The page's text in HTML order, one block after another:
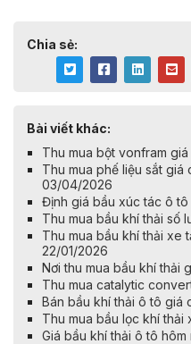
Chia sẻ:
Bài viết khác:
Thu mua bột vonfram
Thu mua phế liệu sắt giá
03/04/2026
Định giá bầu xúc tác ô
Thu mua bầu khí thải số
Thu mua bầu khí thải xe
22/01/2026
Nơi thu mua bầu khí thải
Thu mua catalytic
Bán bầu khí thải ô tô giá
Thu mua bầu lọc khí thải
Giá bầu khí thải ô tô hôm